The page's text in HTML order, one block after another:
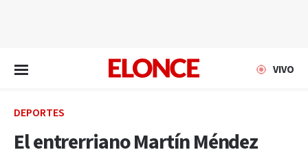
VIVO
DEPORTES
El entrerriano Martín Méndez